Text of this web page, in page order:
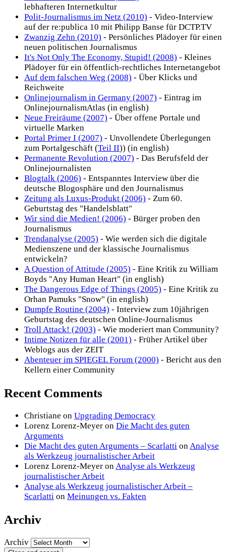
lebhafteren Internetkultur
Polit-Journalismus im Netz (2010) - Video-Interview
auf der re:publica 10 mit Philipp Banse für DCTP.TV
Zwanzig Zehn (2010) - Persönliches Plädoyer für einen
neuen politischen Journalismus
It's Not Only The Economy, Stupid! (2008) - Kleines
Plädoyer für ein öffentlich-rechtliches Internetangebot
Auf dem falschen Weg (2008) - Über Klicks und
Reichweite
Onlinejournalism in Germany (2007) - Eintrag im
OnlinejournalismAtlas (in english)
Neue Freiräume (2007) - Über offene Portale und
virtuelle Marken
Portal Primer I (2007) - Unvollendete Überlegungen
zum Portalgeschäft (Teil II)) (in english)
Permanente Revolution (2007) - Das Berufsfeld der
Onlinejournalisten
Blogtalk (2006) - Entspanntes Interview über die
deutsche Blogosphäre und den Journalismus
Zeitung als Luxus-Produkt (2006) - Zum 60.
Geburtstag des "Handelsblatt"
Wir sind die Medien! (2006) - Bürger proben den
Journalismus
Trendanalyse (2005) - Wie werden sich die digitale
Medienszene und der klassische Journalismus
entwickeln?
A Question of Attitude (2005) - Eine Kritik zu William
Boyds "Any Human Heart" (in english)
The Dangerous Edge of Things (2005) - Eine Kritik zu
Orhan Pamuks "Snow" (in english)
Dumpfe Routine (2004) - Interview zum 10jährigen
Geburtstag des deutschen Online-Journalismus
Troll Attack! (2003) - Wie moderiert man Community?
Intime Notizen für alle (2001) - Früher Artikel über
Weblogs aus der ZEIT
Abenteuer im SPIEGEL Forum (2000) - Bericht aus den
Kellern einer Community
Recent Comments
Christiane on Upgrading Democracy
Lorenz Lorenz-Meyer on Die Macht des guten
Arguments
Die Macht des guten Arguments – Scarlatti onAnalyse
als Werkzeug journalistischer Arbeit
Lorenz Lorenz-Meyer onAnalyse als Werkzeug
journalistischer Arbeit
Analyse als Werkzeug journalistischer Arbeit –
Scarlatti on Meinungen vs. Fakten
Archiv
Archiv